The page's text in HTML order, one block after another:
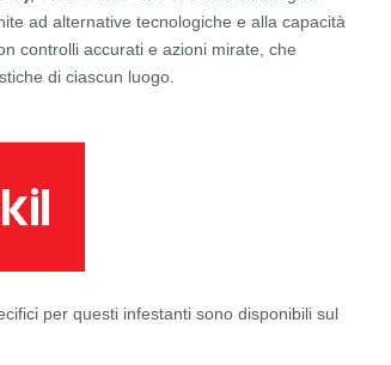
ad alternative tecnologiche e alla capacità
controlli accurati e azioni mirate, che
di ciascun luogo.
per questi infestanti sono disponibili sul